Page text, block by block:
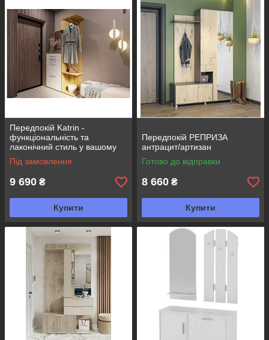
Передпокій Katrin -
функціональність та
лаконічний стиль у вашому
будинку
Під замовлення
9 690 ₴
Купити
Передпокій РЕПРИЗА
антрацит/артизан
Готово до відправки
8 660 ₴
Купити